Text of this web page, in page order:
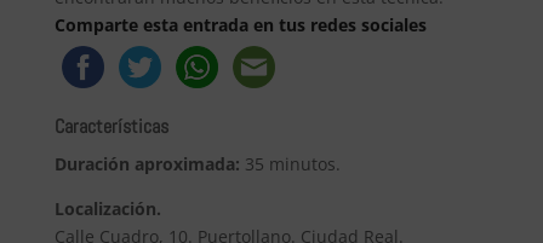
Comparte esta entrada en tus redes sociales
Características
Duración aproximada: 35 minutos.
Localización.
Calle Cuadro, 10. Puertollano. Ciudad Real.